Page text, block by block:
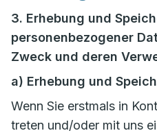
3. Erhebung und
personenbezogener
Zweck und deren
a) Erhebung und
Wenn Sie erstmals in
treten und/oder mit uns